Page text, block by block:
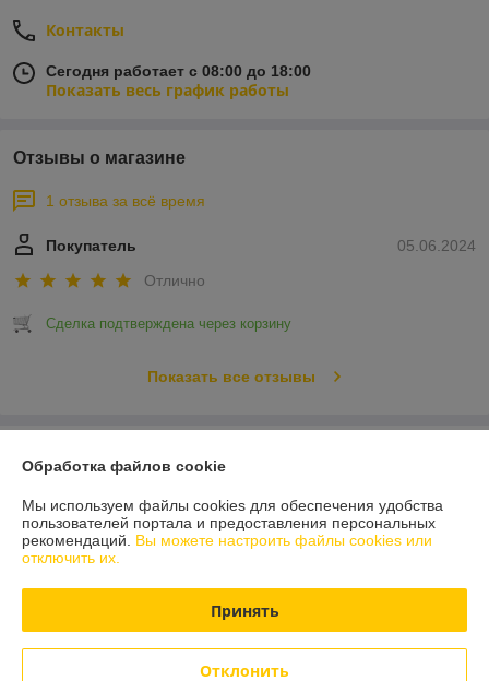
Контакты
Сегодня работает с 08:00 до 18:00
Показать весь график работы
Отзывы о магазине
1 отзыва за всё время
05.06.2024
Покупатель
Отлично
Сделка подтверждена через корзину
Показать все отзывы
Контакты
Доставка и оплата
Полная версия сайта
Обработка файлов cookie
Мы используем файлы cookies для обеспечения удобства
пользователей портала и предоставления персональных
рекомендаций. Вы можете настроить файлы cookies или
отключить их.
Принять
Отклонить